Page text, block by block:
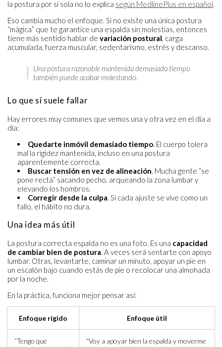
la postura por sí sola no lo explica según MedlinePlus en español.
Eso cambia mucho el enfoque. Si no existe una única postura
“mágica” que te garantice una espalda sin molestias, entonces
tiene más sentido hablar de variación postural, carga
acumulada, fuerza muscular, sedentarismo, estrés y descanso.
Una postura razonable mantenida demasiado tiempo
también puede acabar molestando.
Lo que sí suele fallar
Hay errores muy comunes que vemos una y otra vez en el día a
día:
Quedarte inmóvil demasiado tiempo. El cuerpo tolera
mal la rigidez mantenida, incluso en una postura
aparentemente correcta.
Buscar tensión en vez de alineación. Mucha gente “se
pone recta” sacando pecho, arqueando la zona lumbar y
elevando los hombros.
Corregir desde la culpa. Si cada ajuste se vive como un
fallo, el hábito no dura.
Una idea más útil
La postura correcta espalda no es una foto. Es una capacidad
de cambiar bien de postura. A veces será sentarte con apoyo
lumbar. Otras, levantarte, caminar un minuto, apoyar un pie en
un escalón bajo cuando estás de pie o recolocar una almohada
por la noche.
En la práctica, funciona mejor pensar así:
Enfoque rígido Enfoque útil
“Tengo que
“Voy a apoyar bien la espalda y moverme